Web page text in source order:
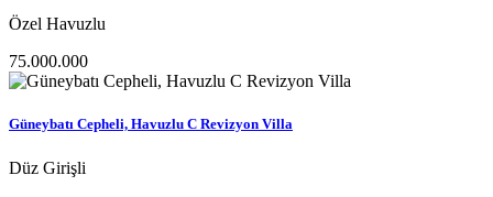
Özel Havuzlu
75.000.000
Güneybatı Cepheli, Havuzlu C Revizyon Villa
Düz Girişli